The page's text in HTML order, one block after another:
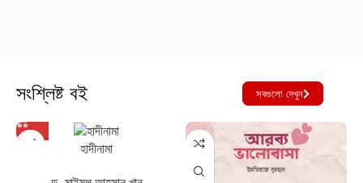
সংশ্লিষ্ট বই সবগুলো দেখুন
হাদীনামা